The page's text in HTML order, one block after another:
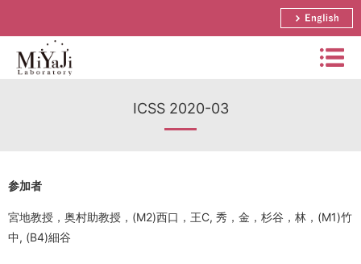
y
English
年間スケジュール
研究テーマ
栄誉教授 宮地 充子
助教 奥村 伸也
論文リスト
ICSS 2020-03
参加者
宮地教授，奥村助教授，(M2)西口，王C, 秀，金，杉谷，林，(M1)竹
中, (B4)細谷